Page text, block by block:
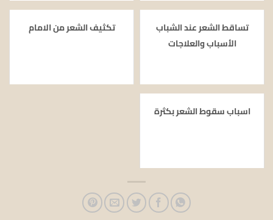
تساقط الشعر عند الشباب
الأسباب والعلاجات
تكثيف الشعر من الامام
اسباب سقوط الشعر بكثرة